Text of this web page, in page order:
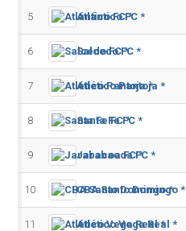
5 Atlántico FC *
6 Salcedo FC *
7 Atlético Pantoja *
8 Santa Fe FC *
9 Jarabacoa FC *
10 CBA Santo Domingo *
11 Atlético Vega Real *